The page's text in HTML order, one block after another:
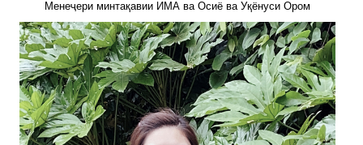
Менеҷери минтақавии ИМА ва Осиё ва Уқёнуси Ором